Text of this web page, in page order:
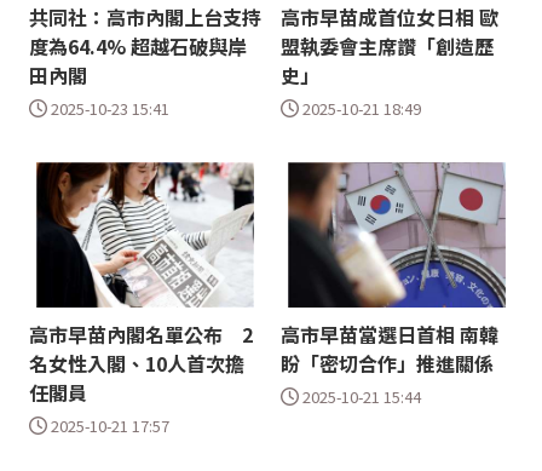
共同社：高市內閣上台支持
度為64.4% 超越石破與岸
田內閣
2025-10-23 15:41
高市早苗成首位女日相 歐
盟執委會主席讚「創造歷
史」
2025-10-21 18:49
高市早苗內閣名單公布 2
名女性入閣、10人首次擔
任閣員
2025-10-21 17:57
高市早苗當選日首相 南韓
盼「密切合作」推進關係
2025-10-21 15:44